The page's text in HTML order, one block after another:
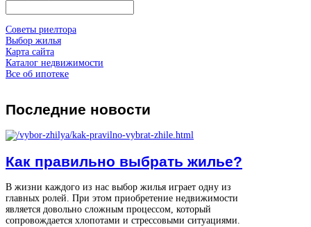
Советы риелтора
Выбор жилья
Карта сайта
Каталог недвижимости
Все об ипотеке
Последние новости
Как правильно выбрать жилье?
В жизни каждого из нас выбор жилья играет одну из
главных ролей. При этом приобретение недвижимости
является довольно сложным процессом, который
сопровождается хлопотами и стрессовыми ситуациями.